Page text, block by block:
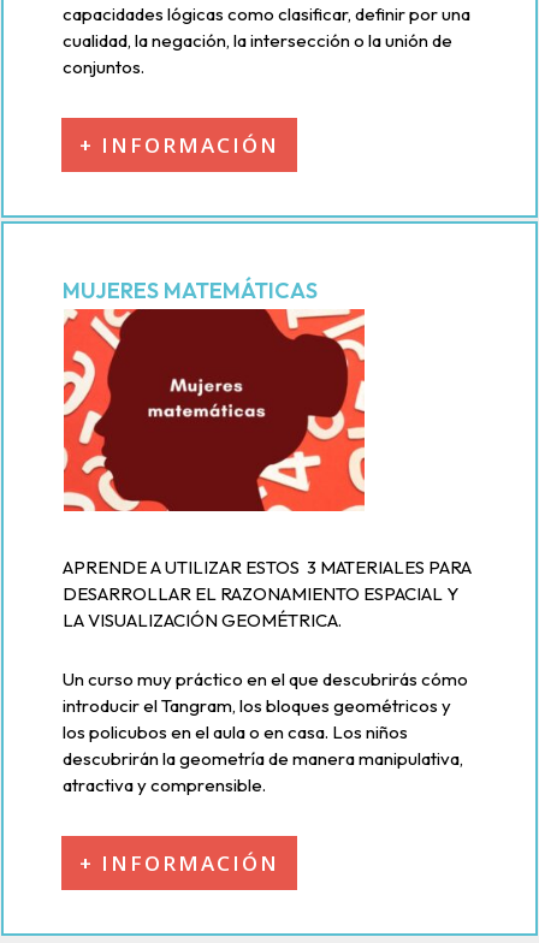
capacidades lógicas como clasificar, definir por una
cualidad, la negación, la intersección o la unión de
conjuntos.
+ INFORMACIÓN
MUJERES MATEMÁTICAS
APRENDE A UTILIZAR ESTOS 3 MATERIALES PARA
DESARROLLAR EL RAZONAMIENTO ESPACIAL Y
LA VISUALIZACIÓN GEOMÉTRICA.
Un curso muy práctico en el que descubrirás cómo
introducir el Tangram, los bloques geométricos y
los policubos en el aula o en casa. Los niños
descubrirán la geometría de manera manipulativa,
atractiva y comprensible.
+ INFORMACIÓN